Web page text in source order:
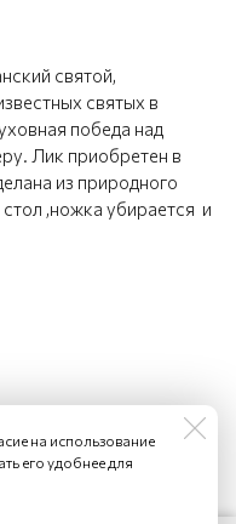
святой,
святых в
победа над
Лик приобретен в
из природного
,ножка убирается и
на использование
его удобнее для